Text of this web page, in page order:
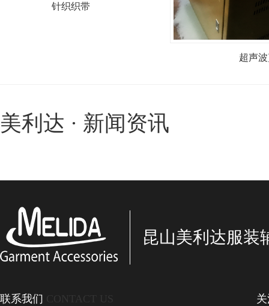
美利达 · 新闻资讯
昆山美利达服装
联系我们